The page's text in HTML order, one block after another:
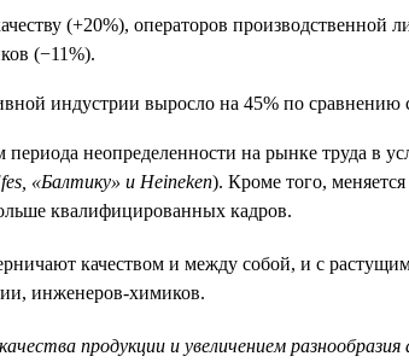
(+20%), операторов
(−11%).
неопределенности на рынке труда в
«Балтику» и Heineken). Кроме того,
квалифицированных кадров.
качеством и между собой, и с
инженеров-химиков.
продукции и увеличением разнообразия